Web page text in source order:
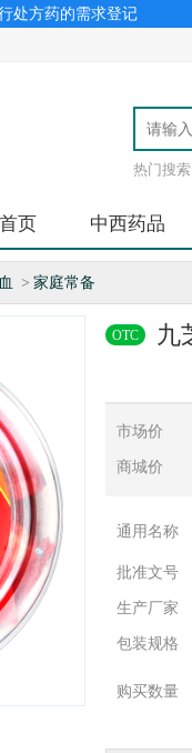
处方药的需求登记
热门搜
0030
首页 中西药品
> 家庭常备
OTC 九
市场价
商城价
通用名称
批准文号
生产厂家
包装规格
购买数量